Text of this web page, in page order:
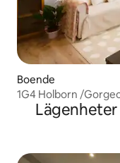
Boende
1G4 Holborn /
vardagsrum